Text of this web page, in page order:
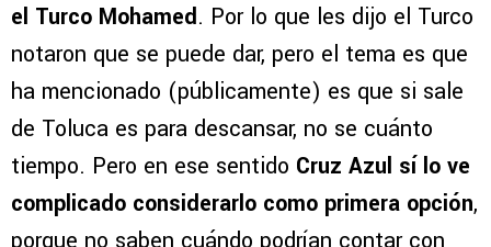
el Turco Mohamed. Por lo que les dijo el Turco
notaron que se puede dar, pero el tema es que
ha mencionado (públicamente) es que si sale
de Toluca es para descansar, no se cuánto
tiempo. Pero en ese sentido Cruz Azul sí lo ve
complicado considerarlo como primera opción,